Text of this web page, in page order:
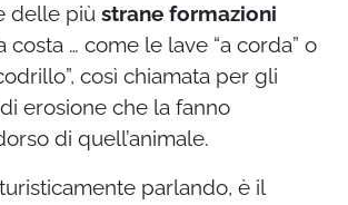
delle più strane formazioni
costa … come le lave “a corda” o
così chiamata per gli
erosione che la fanno
di quell’animale.
parlando, è il